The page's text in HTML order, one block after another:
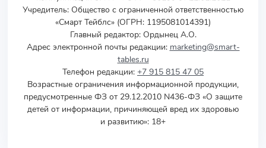
Учредитель: Общество с ограниченной ответственностью
«Смарт Тейблс» (ОГРН: 1195081014391)
Главный редактор: Ордынец А.О.
Адрес электронной почты редакции: marketing@smart-
tables.ru
Телефон редакции: +7 915 815 47 05
Возрастные ограничения информационной продукции,
предусмотренные ФЗ от 29.12.2010 N436-ФЗ «О защите
детей от информации, причиняющей вред их здоровью
и развитию»: 18+